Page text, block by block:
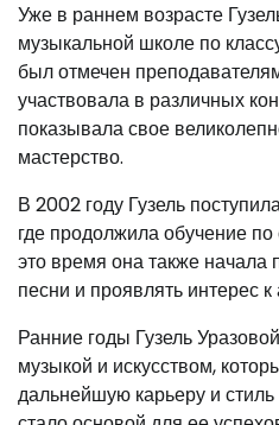
Уже в раннем возрасте
музыкальной школе по
был отмечен
участвовала в различных
показывала свое
мастерство.
В 2002 году Гузель
где продолжила обучение по
это время она также начала
песни и проявлять интерес
Ранние годы Гузель
музыкой и искусством,
дальнейшую карьеру и